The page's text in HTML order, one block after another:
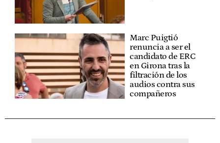
Marc Puigtió
renuncia a ser el
candidato de ERC
en Girona tras la
filtración de los
audios contra sus
compañeros